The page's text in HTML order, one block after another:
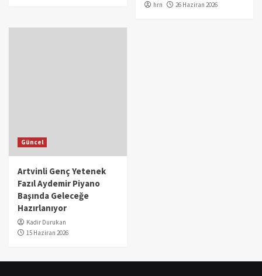
hrn 26 Haziran 2026
Güncel
Artvinli Genç Yetenek
Fazıl Aydemir Piyano
Başında Geleceğe
Hazırlanıyor
Kadir Durukan
15 Haziran 2026